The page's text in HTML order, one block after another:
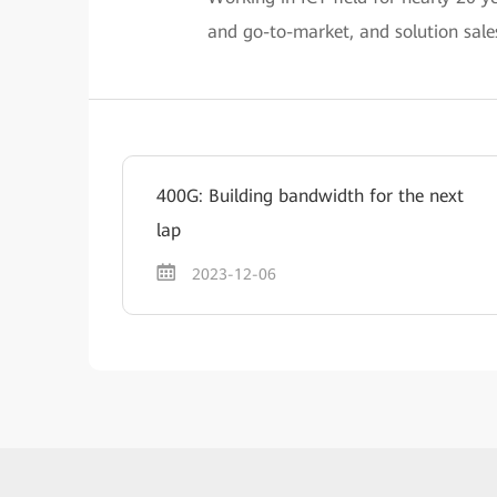
and go-to-market, and solution
400G: Building bandwidth for the next
lap
2023-12-06